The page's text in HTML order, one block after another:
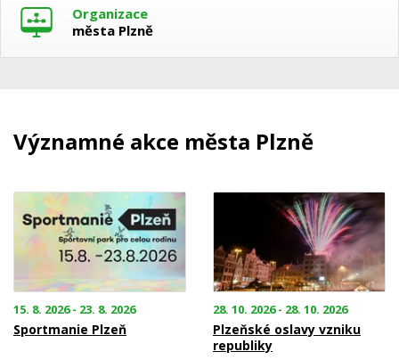
Organizace
města Plzně
Významné akce města Plzně
15. 8. 2026 - 23. 8. 2026
Sportmanie Plzeň
28. 10. 2026 - 28. 10. 2026
Plzeňské oslavy vzniku
republiky